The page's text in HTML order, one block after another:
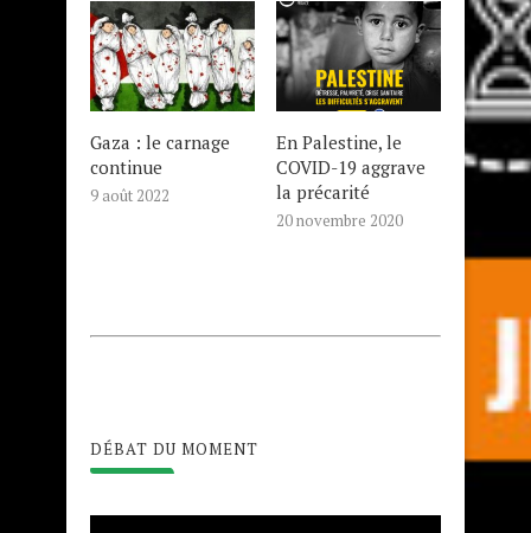
Gaza : le carnage
continue
9 août 2022
En Palestine, le
COVID-19 aggrave
la précarité
20 novembre 2020
DÉBAT DU MOMENT